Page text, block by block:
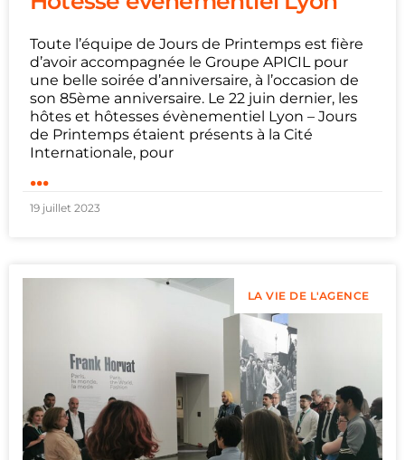
Toute l’équipe de Jours de Printemps est fière
d’avoir accompagnée le Groupe APICIL pour
une belle soirée d’anniversaire, à l’occasion de
son 85ème anniversaire. Le 22 juin dernier, les
hôtes et hôtesses évènementiel Lyon – Jours
de Printemps étaient présents à la Cité
Internationale, pour
...
19 juillet 2023
LA VIE DE L'AGENCE